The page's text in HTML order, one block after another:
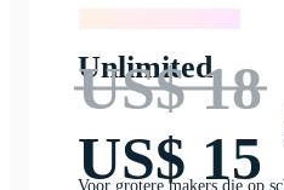
Unlimited
US$ 18
US$ 15
Voor grotere makers die op